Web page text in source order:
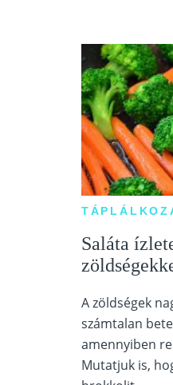
Saláta
A zöldségek
számtalan
amennyiben
Mutatjuk is,